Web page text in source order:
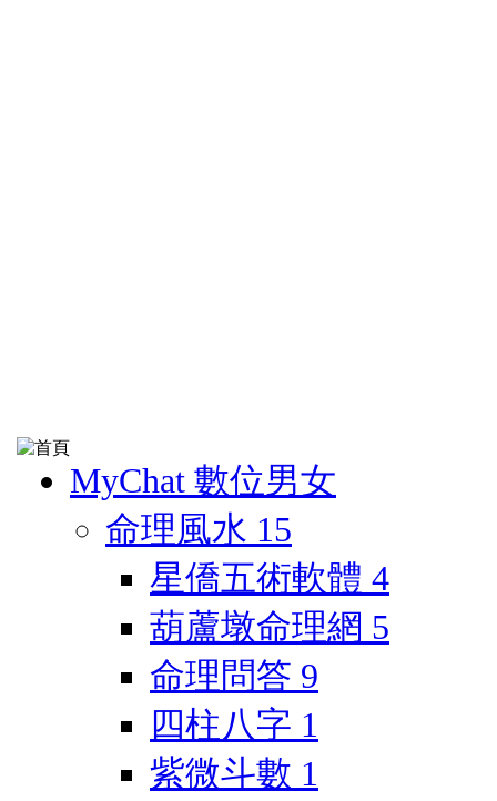
MyChat 數位男女
命理風水 15
星僑五術軟體 4
葫蘆墩命理網 5
命理問答 9
四柱八字 1
紫微斗數 1